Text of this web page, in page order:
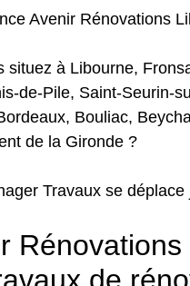
Avenir Rénovations
situez à Libourne,
de-Pile, Saint-Seurin-
Bouliac,
de la Gironde ?
Travaux se
de